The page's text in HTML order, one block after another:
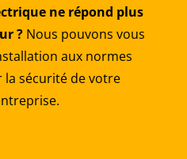
ne répond plus
?Nous pouvons vous
aux normes
sécurité de votre